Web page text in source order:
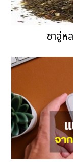
ชาอู่ห